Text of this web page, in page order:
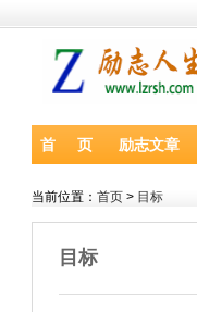
首 页 励志文章
当前位置： 首页 > 目标
目标